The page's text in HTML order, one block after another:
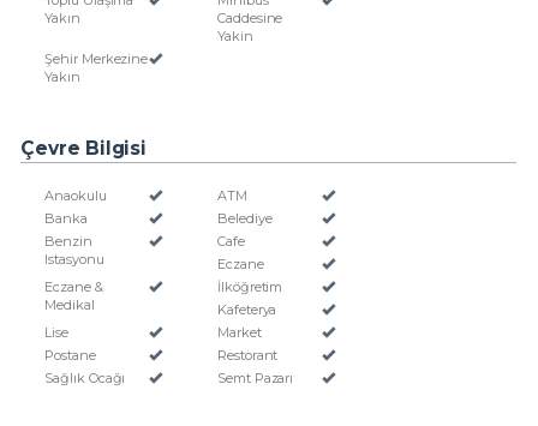
Yakın
Caddesine
Yakin
Şehir Merkezine
Yakın
Çevre Bilgisi
Anaokulu
ATM
Banka
Belediye
Benzin
Istasyonu
Cafe
Eczane
Eczane &
Medikal
İlköğretim
Kafeterya
Lise
Market
Postane
Restorant
Sağlık Ocağı
Semt Pazarı